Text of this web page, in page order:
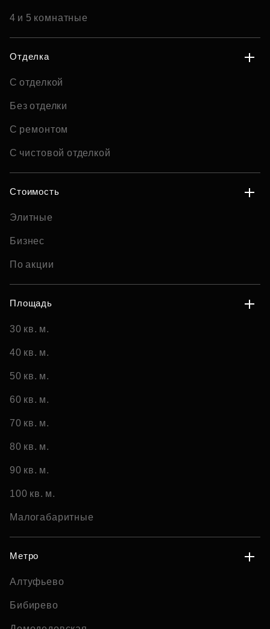
4 и 5 комнатные
Отделка
С отделкой
Без отделки
С ремонтом
С чистовой отделкой
Стоимость
Элитные
Бизнес
По акции
Площадь
30 кв. м.
40 кв. м.
50 кв. м.
60 кв. м.
70 кв. м.
80 кв. м.
90 кв. м.
100 кв. м.
Малогабаритные
Метро
Алтуфьево
Бибирево